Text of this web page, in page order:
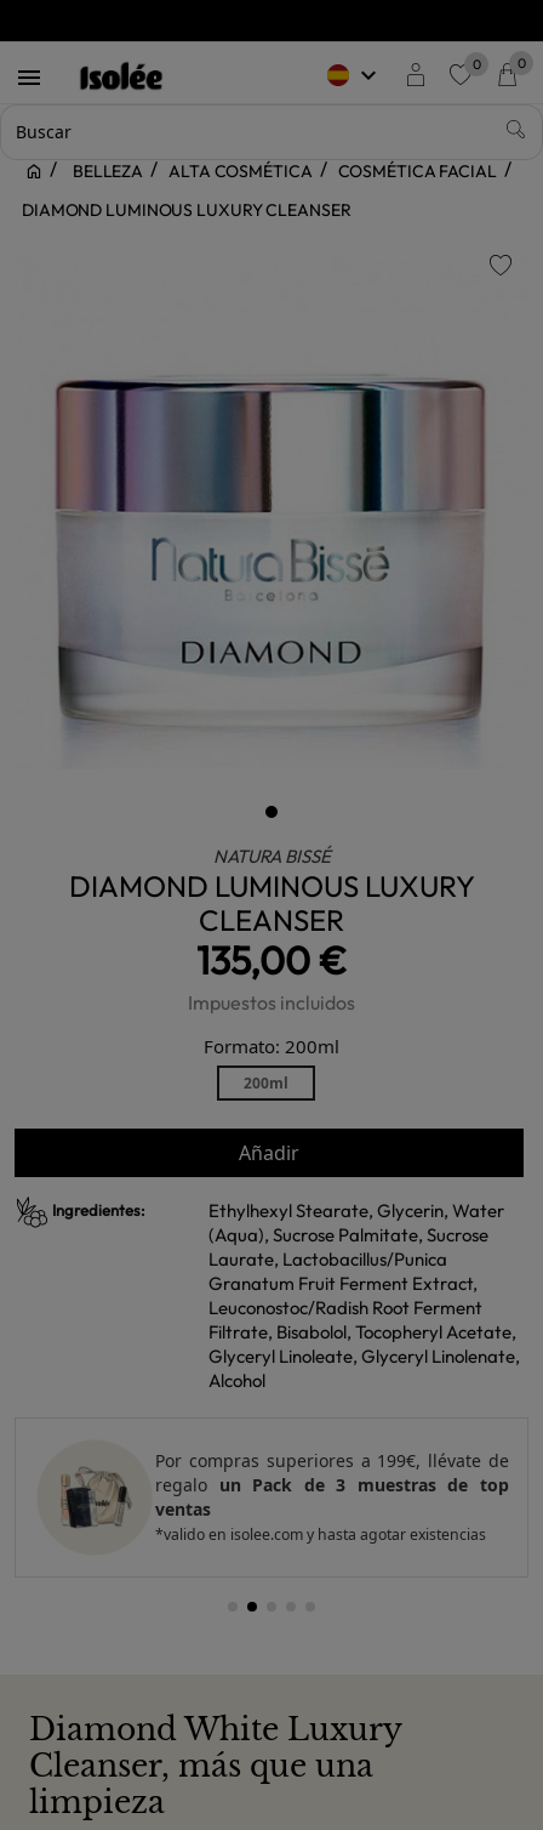
 keyboard_arrow_down 0 0
BELLEZA ALTA COSMÉTICA
COSMÉTICA FACIAL
DIAMOND LUMINOUS LUXURY CLEANSER
NATURA BISSÉ
DIAMOND LUMINOUS LUXURY
CLEANSER
135,00 €
Impuestos incluidos
Formato: 200ml
200ml
Añadir
Ingredientes:
Ethylhexyl Stearate, Glycerin, Water
(Aqua), Sucrose Palmitate, Sucrose
Laurate, Lactobacillus/Punica
Granatum Fruit Ferment Extract,
Leuconostoc/Radish Root Ferment
Filtrate, Bisabolol, Tocopheryl Acetate,
Glyceryl Linoleate, Glyceryl Linolenate,
Alcohol
Por compras superiores a 299€, llévate de
regalo un Pack de 3 muestras y un GWP
de 7.5ml de top ventas
*valido en isolee.com y hasta agotar existencias
Diamond White Luxury
Cleanser, más que una
limpieza